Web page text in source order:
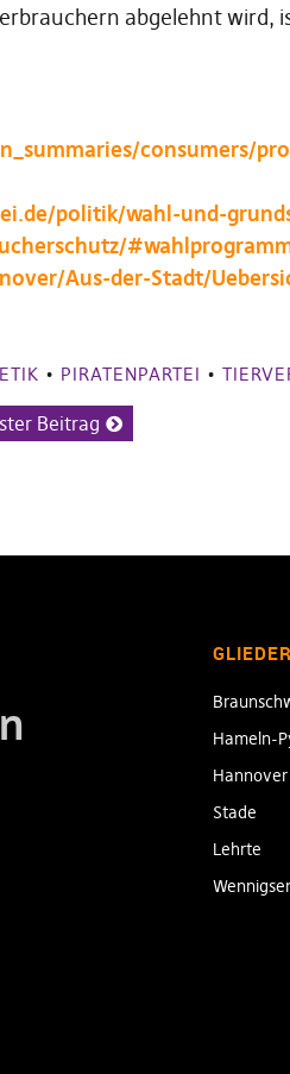
abgelehnt wird,
consumers/
politik/wahl-und-
Aus-der-Stadt/
• PIRATENPARTEI •
Beitrag
Hameln-
Hannover
Stade
Lehrte